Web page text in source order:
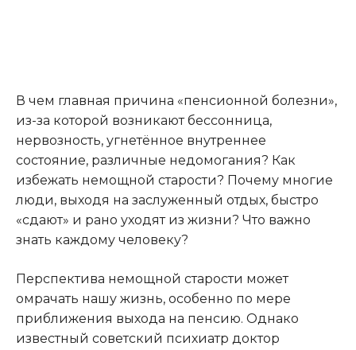
В чем главная причина «пенсионной болезни»,
из-за которой возникают бессонница,
нервозность, угнетённое внутреннее
состояние, различные недомогания? Как
избежать немощной старости? Почему многие
люди, выходя на заслуженный отдых, быстро
«сдают» и рано уходят из жизни? Что важно
знать каждому человеку?
Перспектива немощной старости может
омрачать нашу жизнь, особенно по мере
приближения выхода на пенсию. Однако
известный советский психиатр доктор